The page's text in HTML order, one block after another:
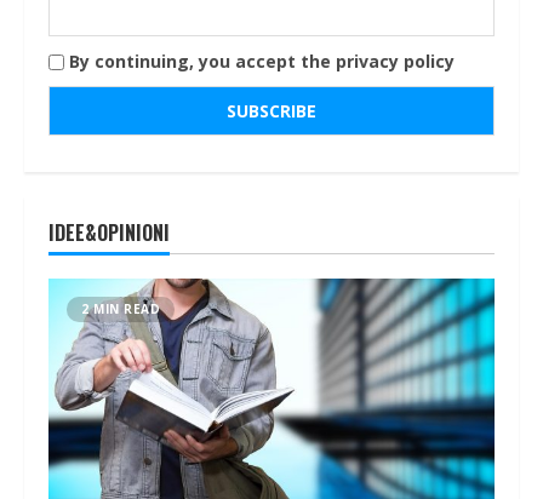
By continuing, you accept the privacy policy
IDEE&OPINIONI
2 MIN READ